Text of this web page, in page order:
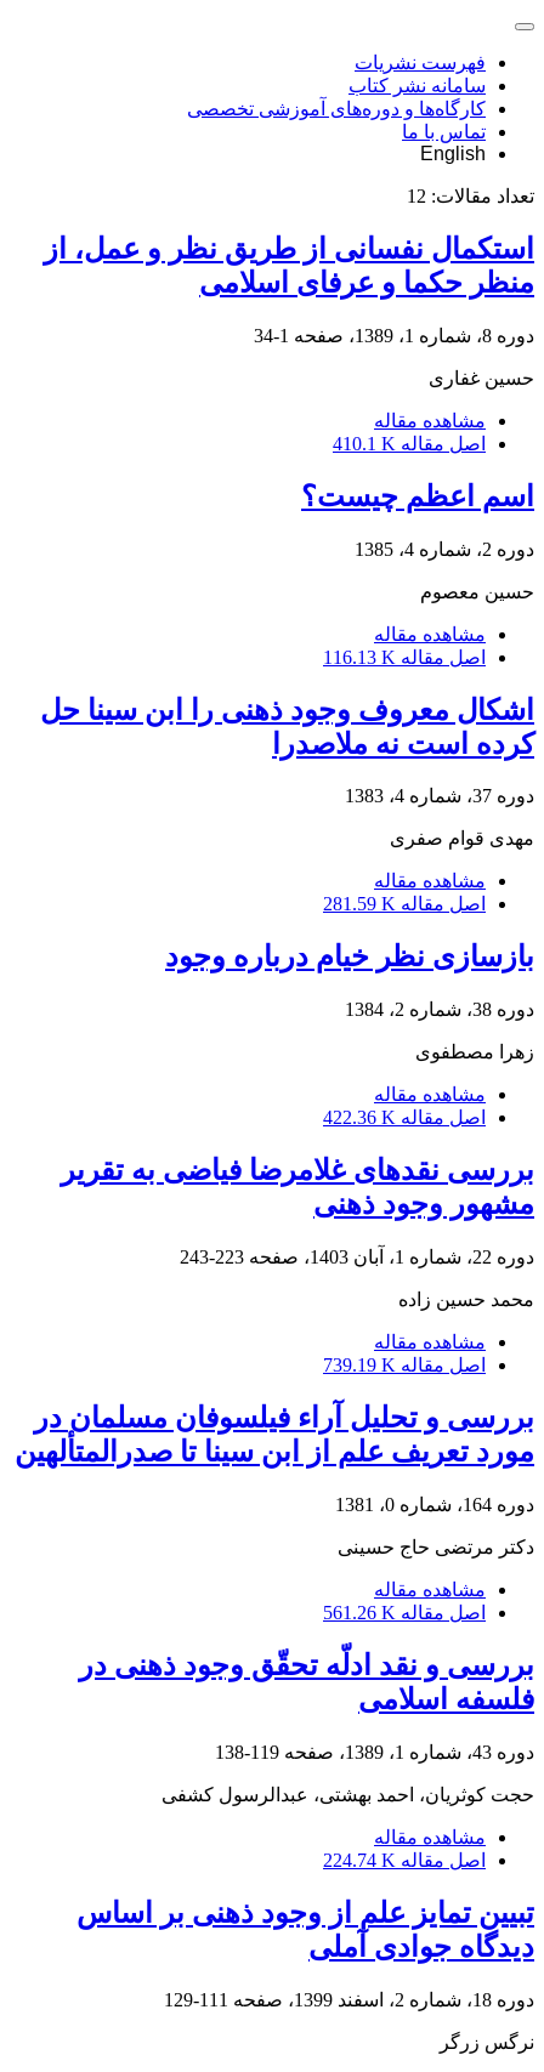
فهرست نشریات
سامانه نشر کتاب
کارگاه‌ها و دوره‌های آموزشی تخصصی
تماس با ما
English
تعداد مقالات: 12
استکمال نفسانی از طریق نظر و عمل، از
منظر حکما و عرفای اسلامی
دوره 8، شماره 1، 1389، صفحه 1-34
حسین غفاری
مشاهده مقاله
اصل مقاله 410.1 K
اسم اعظم چیست؟
دوره 2، شماره 4، 1385
حسین معصوم
مشاهده مقاله
اصل مقاله 116.13 K
اشکال معروف وجود ذهنی را ابن سینا حل
کرده است نه ملاصدرا
دوره 37، شماره 4، 1383
مهدی قوام صفری
مشاهده مقاله
اصل مقاله 281.59 K
بازسازی نظر خیام درباره وجود
دوره 38، شماره 2، 1384
زهرا مصطفوی
مشاهده مقاله
اصل مقاله 422.36 K
بررسی نقدهای غلامرضا فیاضی به تقریر
مشهور وجود ذهنی
دوره 22، شماره 1، آبان 1403، صفحه 223-243
محمد حسین زاده
مشاهده مقاله
اصل مقاله 739.19 K
بررسی و تحلیل آراء فیلسوفان مسلمان در
مورد تعریف علم از ابن سینا تا صدرالمتألهین
دوره 164، شماره 0، 1381
دکتر مرتضی حاج حسینی
مشاهده مقاله
اصل مقاله 561.26 K
بررسی و نقد ادلّه تحقّق وجود ذهنی در
فلسفه اسلامی
دوره 43، شماره 1، 1389، صفحه 119-138
حجت کوثریان، احمد بهشتی، عبدالرسول کشفی
مشاهده مقاله
اصل مقاله 224.74 K
تبیین تمایز علم از وجود ذهنی بر اساس
دیدگاه جوادی آملی
دوره 18، شماره 2، اسفند 1399، صفحه 111-129
نرگس زرگر